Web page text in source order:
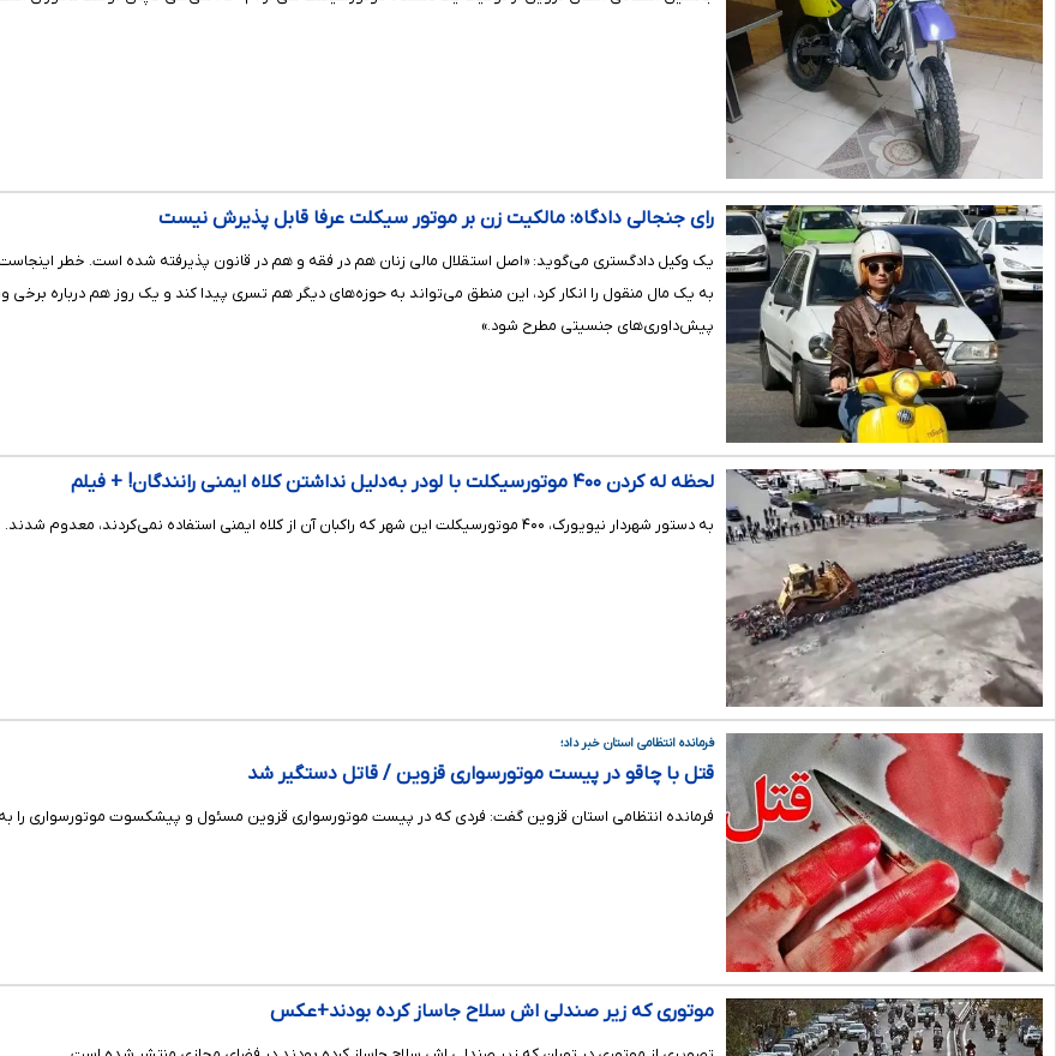
رای جنجالی دادگاه: مالکیت زن بر موتور سیکلت عرفا قابل پذیرش نیست
یک وکیل دادگستری می‌گوید: «اصل استقلال مالی زنان هم در فقه و هم در قانون پذیرفته شده است. خطر
به یک مال منقول را انکار کرد، این منطق می‌تواند به حوزه‌های دیگر هم تسری پیدا کند و یک روز هم درباره
پیش‌داوری‌های جنسیتی مطرح شود.»
لحظه له کردن ۴۰۰ موتورسیکلت با لودر به‌دلیل نداشتن کلاه ایمنی رانندگان! + فیلم
به دستور شهردار نیویورک، ۴۰۰ موتورسیکلت این شهر که راکبان آن از کلاه ایمنی استفاده نمی‌کردند، معدوم شدند.
فرمانده انتظامی استان خبر داد؛
قتل با چاقو در پیست موتورسواری قزوین / قاتل دستگیر شد
فرمانده انتظامی استان قزوین گفت: فردی که در پیست موتورسواری قزوین مسئول و پیشکسوت موتورسواری را
موتوری که زیر صندلی اش سلاح جاساز کرده بودند+عکس